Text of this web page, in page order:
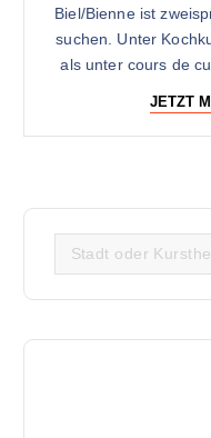
Biel/Bienne ist
suchen. Unter
als unter cours de
JETZT